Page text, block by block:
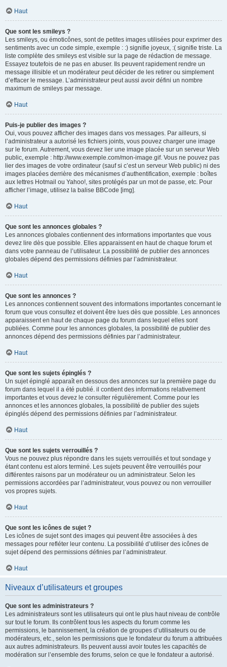
Haut
Que sont les smileys ?
Les smileys, ou émoticônes, sont de petites images utilisées pour exprimer des
sentiments avec un code simple, exemple : :) signifie joyeux, :( signifie triste. La
liste complète des smileys est visible sur la page de rédaction de message.
Essayez toutefois de ne pas en abuser. Ils peuvent rapidement rendre un
message illisible et un modérateur peut décider de les retirer ou simplement
d’effacer le message. L’administrateur peut aussi avoir défini un nombre
maximum de smileys par message.
Haut
Puis-je publier des images ?
Oui, vous pouvez afficher des images dans vos messages. Par ailleurs, si
l’administrateur a autorisé les fichiers joints, vous pouvez charger une image
sur le forum. Autrement, vous devez lier une image placée sur un serveur Web
public, exemple : http://www.exemple.com/mon-image.gif. Vous ne pouvez pas
lier des images de votre ordinateur (sauf si c’est un serveur Web public) ni des
images placées derrière des mécanismes d’authentification, exemple : boîtes
aux lettres Hotmail ou Yahoo!, sites protégés par un mot de passe, etc. Pour
afficher l’image, utilisez la balise BBCode [img].
Haut
Que sont les annonces globales ?
Les annonces globales contiennent des informations importantes que vous
devez lire dès que possible. Elles apparaissent en haut de chaque forum et
dans votre panneau de l’utilisateur. La possibilité de publier des annonces
globales dépend des permissions définies par l’administrateur.
Haut
Que sont les annonces ?
Les annonces contiennent souvent des informations importantes concernant le
forum que vous consultez et doivent être lues dès que possible. Les annonces
apparaissent en haut de chaque page du forum dans lequel elles sont
publiées. Comme pour les annonces globales, la possibilité de publier des
annonces dépend des permissions définies par l’administrateur.
Haut
Que sont les sujets épinglés ?
Un sujet épinglé apparaît en dessous des annonces sur la première page du
forum dans lequel il a été publié. il contient des informations relativement
importantes et vous devez le consulter régulièrement. Comme pour les
annonces et les annonces globales, la possibilité de publier des sujets
épinglés dépend des permissions définies par l’administrateur.
Haut
Que sont les sujets verrouillés ?
Vous ne pouvez plus répondre dans les sujets verrouillés et tout sondage y
étant contenu est alors terminé. Les sujets peuvent être verrouillés pour
différentes raisons par un modérateur ou un administrateur. Selon les
permissions accordées par l’administrateur, vous pouvez ou non verrouiller
vos propres sujets.
Haut
Que sont les icônes de sujet ?
Les icônes de sujet sont des images qui peuvent être associées à des
messages pour refléter leur contenu. La possibilité d’utiliser des icônes de
sujet dépend des permissions définies par l’administrateur.
Haut
Niveaux d’utilisateurs et groupes
Que sont les administrateurs ?
Les administrateurs sont les utilisateurs qui ont le plus haut niveau de contrôle
sur tout le forum. Ils contrôlent tous les aspects du forum comme les
permissions, le bannissement, la création de groupes d’utilisateurs ou de
modérateurs, etc., selon les permissions que le fondateur du forum a attribuées
aux autres administrateurs. Ils peuvent aussi avoir toutes les capacités de
modération sur l’ensemble des forums, selon ce que le fondateur a autorisé.